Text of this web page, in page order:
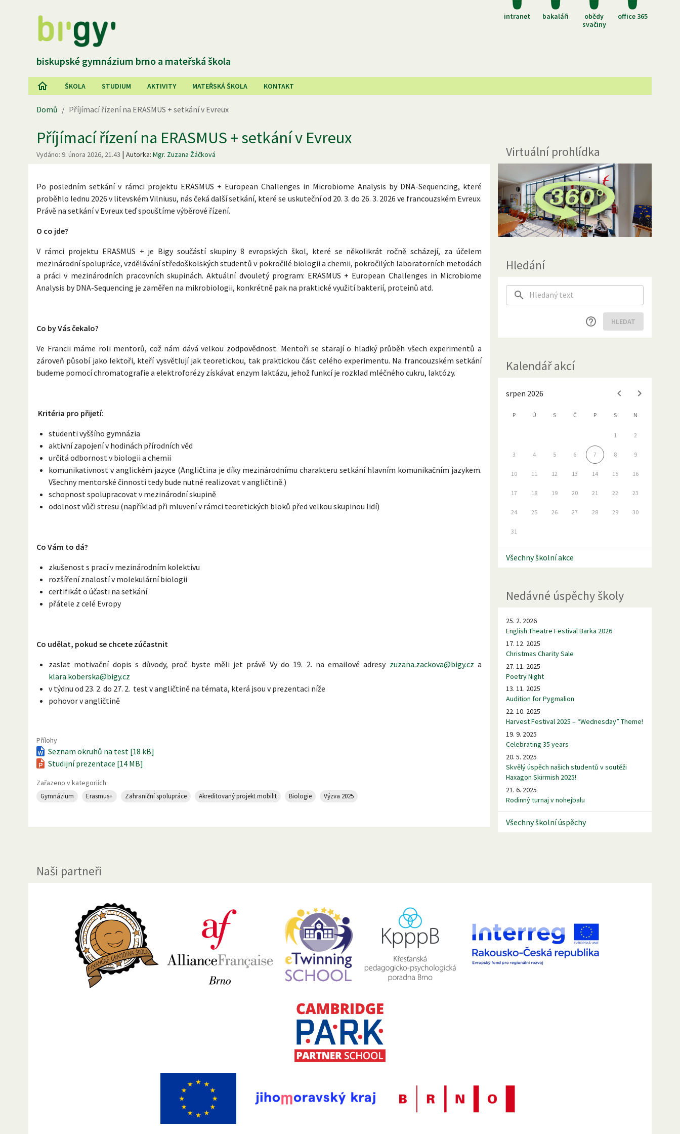
intranet bakaláři
obědy
svačiny
office 365
biskupské gymnázium brno a mateřská škola
ŠKOLA STUDIUM AKTIVITY MATEŘSKÁ ŠKOLA KONTAKT
Domů / Příjímací řízení na ERASMUS + setkání v Evreux
Příjímací řízení na ERASMUS + setkání v Evreux
Vydáno: 9. února 2026, 21.43 | Autorka: Mgr. Zuzana Žáčková
Po posledním setkání v rámci projektu ERASMUS + European Challenges in Microbiome Analysis by DNA-Sequencing, které
proběhlo lednu 2026 v litevském Vilniusu, nás čeká další setkání, které se uskuteční od 20. 3. do 26. 3. 2026 ve francouzském Evreux.
Právě na setkání v Evreux teď spouštíme výběrové řízení.
O co jde?
V rámci projektu ERASMUS + je Bigy součástí skupiny 8 evropských škol, které se několikrát ročně scházejí, za účelem
mezinárodní spolupráce, vzdělávání středoškolských studentů v pokročilé biologii a chemii, pokročilých laboratorních metodách
a práci v mezinárodních pracovních skupinách. Aktuální dvouletý program: ERASMUS + European Challenges in Microbiome
Analysis by DNA-Sequencing je zaměřen na mikrobiologii, konkrétně pak na praktické využití bakterií, proteinů atd.
Co by Vás čekalo?
Ve Francii máme roli mentorů, což nám dává velkou zodpovědnost. Mentoři se starají o hladký průběh všech experimentů a
zároveň působí jako lektoři, kteří vysvětlují jak teoretickou, tak praktickou část celého experimentu. Na francouzském setkání
budeme pomocí chromatografie a elektroforézy získávat enzym laktázu, jehož funkcí je rozklad mléčného cukru, laktózy.
Kritéria pro přijetí:
studenti vyššího gymnázia
aktivní zapojení v hodinách přírodních věd
určitá odbornost v biologii a chemii
komunikativnost v anglickém jazyce (Angličtina je díky mezinárodnímu charakteru setkání hlavním komunikačním jazykem.
Všechny mentorské činnosti tedy bude nutné realizovat v angličtině.)
schopnost spolupracovat v mezinárodní skupině
odolnost vůči stresu (například při mluvení v rámci teoretických bloků před velkou skupinou lidí)
Co Vám to dá?
zkušenost s prací v mezinárodním kolektivu
rozšíření znalostí v molekulární biologii
certifikát o účasti na setkání
přátele z celé Evropy
Co udělat, pokud se chcete zúčastnit
zaslat motivační dopis s důvody, proč byste měli jet právě Vy do 19. 2. na emailové adresy zuzana.zackova@bigy.cz a
klara.koberska@bigy.cz
v týdnu od 23. 2. do 27. 2. test v angličtině na témata, která jsou v prezentaci níže
pohovor v angličtině
Přílohy
Seznam okruhů na test [18 kB]
Studijní prezentace [14 MB]
Zařazeno v kategoriích:
Gymnázium Erasmus+ Zahraniční spolupráce Akreditovaný projekt mobilit Biologie Výzva 2025
Virtuální prohlídka
Hledání
HLEDAT
Kalendář akcí
srpen 2026
P Ú S Č P S N
1 2
3 4 5 6 7 8 9
10 11 12 13 14 15 16
17 18 19 20 21 22 23
24 25 26 27 28 29 30
31
Všechny školní akce
Nedávné úspěchy školy
25. 2. 2026
English Theatre Festival Barka 2026
17. 12. 2025
Christmas Charity Sale
27. 11. 2025
Poetry Night
13. 11. 2025
Audition for Pygmalion
22. 10. 2025
Harvest Festival 2025 – “Wednesday” Theme!
19. 9. 2025
Celebrating 35 years
20. 5. 2025
Skvělý úspěch našich studentů v soutěži
Haxagon Skirmish 2025!
21. 6. 2025
Rodinný turnaj v nohejbalu
Všechny školní úspěchy
Naši partneři